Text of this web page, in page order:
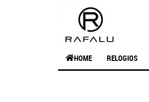
HOME RELOGIOS